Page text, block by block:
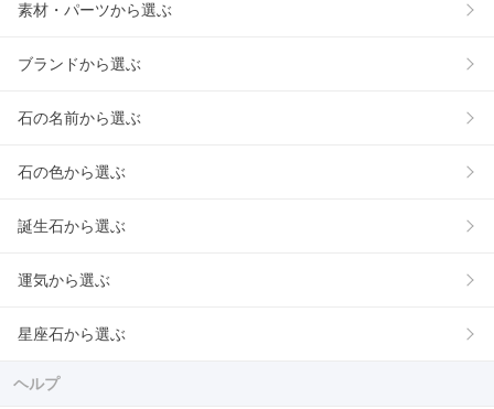
素材・パーツから選ぶ
ブランドから選ぶ
石の名前から選ぶ
石の色から選ぶ
誕生石から選ぶ
運気から選ぶ
星座石から選ぶ
ヘルプ